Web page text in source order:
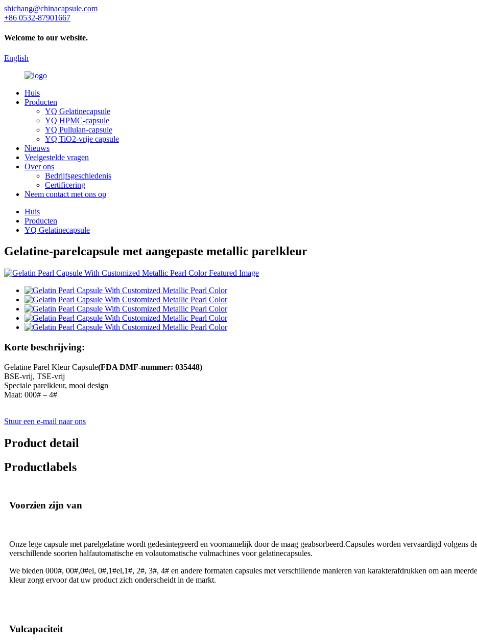
shichang@chinacapsule.com
+86 0532-87901667
Welcome to our website.
English
Huis
Producten
YQ Gelatinecapsule
YQ HPMC-capsule
YQ Pullulan-capsule
YQ TiO2-vrije capsule
Nieuws
Veelgestelde vragen
Over ons
Bedrijfsgeschiedenis
Certificering
Neem contact met ons op
Huis
Producten
YQ Gelatinecapsule
Gelatine-parelcapsule met aangepaste metallic parelkleur
Korte beschrijving:
Gelatine Parel Kleur Capsule(FDA DMF-nummer: 035448)
BSE-vrij, TSE-vrij
Speciale parelkleur, mooi design
Maat: 000# – 4#
Stuur een e-mail naar ons
Product detail
Productlabels
Voorzien zijn van
Onze lege capsule met parelgelatine wordt gedesintegreerd en voornamelijk door de maag geabsorbeerd.Capsules worden vervaardigd volgens
verschillende soorten halfautomatische en volautomatische vulmachines voor gelatinecapsules.
We bieden 000#, 00#,0#el, 0#,1#el,1#, 2#, 3#, 4# en andere formaten capsules met verschillende manieren van karakterafdrukken om aan
kleur zorgt ervoor dat uw product zich onderscheidt in de markt.
Vulcapaciteit